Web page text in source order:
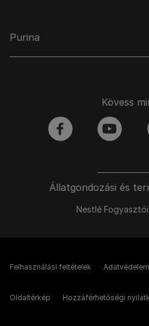
Purina
Állatgondozási és
Nestlé
Kövess
facebook youtube
Felhasználási feltételek Adatvédelem
Oldaltérkép Hozzáférhetőségi